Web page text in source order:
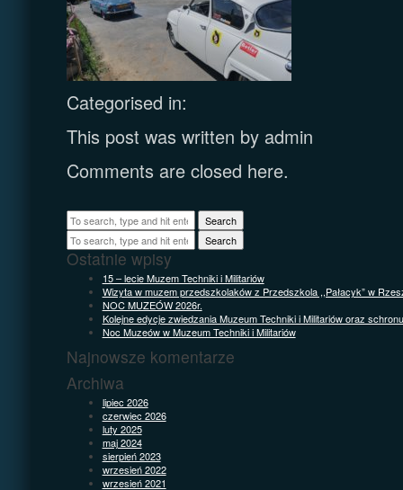
Categorised in:
This post was written by admin
Comments are closed here.
Search
Search
Ostatnie wpisy
15 – lecie Muzem Techniki i Militariów
Wizyta w muzem przedszkolaków z Przedszkola ,,Pałacyk” w
NOC MUZEÓW 2026r.
Kolejne edycje zwiedzania Muzeum Techniki i Militariów oraz
Noc Muzeów w Muzeum Techniki i Militariów
Najnowsze komentarze
Archiwa
lipiec 2026
czerwiec 2026
luty 2025
maj 2024
sierpień 2023
wrzesień 2022
wrzesień 2021